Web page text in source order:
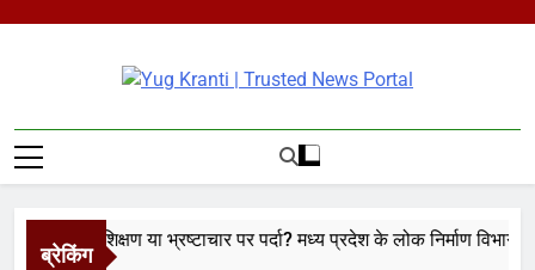
Yug Kranti |
Trusted News
Portal
ब्रेकिंग
का प्रशिक्षण या भ्रष्टाचार पर पर्दा? मध्य प्रदेश के लोक निर्माण विभाग पर उठे